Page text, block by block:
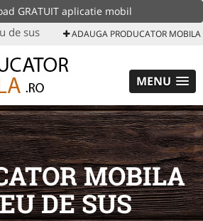
GRATUIT aplicatie mobil
de sus ADAUGA PRODUCATOR MOBILA
MENU
MOBILA
DE SUS